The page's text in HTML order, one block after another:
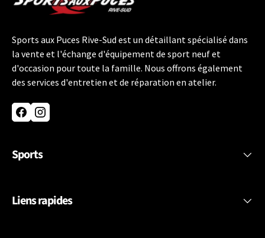
Sports aux Puces Rive-Sud est un détaillant spécialisé dans
la vente et l'échange d'équipement de sport neuf et
d'occasion pour toute la famille. Nous offrons également
des services d'entretien et de réparation en atelier.
FacebookInstagram
Sports
Liens rapides